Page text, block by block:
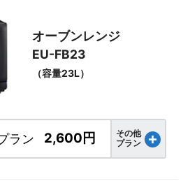
オーブンレンジ
EU-FB23
（容量23L）
ラン 2,600円
その他
プラン